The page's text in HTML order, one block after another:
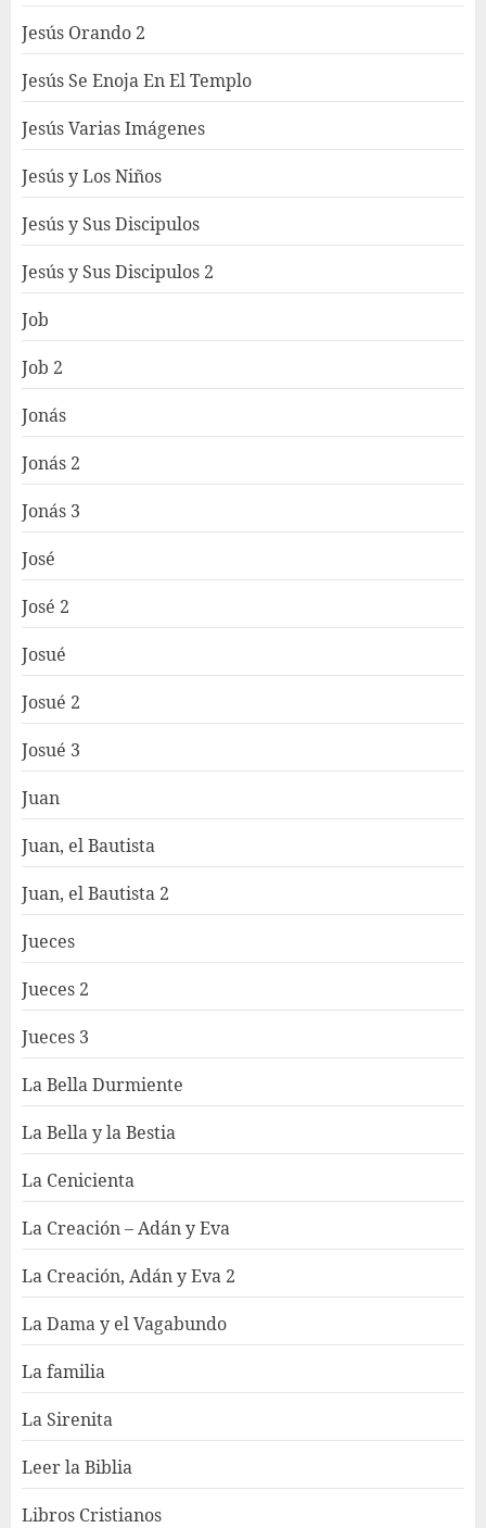
Jesús Orando 2
Jesús Se Enoja En El Templo
Jesús Varias Imágenes
Jesús y Los Niños
Jesús y Sus Discipulos
Jesús y Sus Discipulos 2
Job
Job 2
Jonás
Jonás 2
Jonás 3
José
José 2
Josué
Josué 2
Josué 3
Juan
Juan, el Bautista
Juan, el Bautista 2
Jueces
Jueces 2
Jueces 3
La Bella Durmiente
La Bella y la Bestia
La Cenicienta
La Creación – Adán y Eva
La Creación, Adán y Eva 2
La Dama y el Vagabundo
La familia
La Sirenita
Leer la Biblia
Libros Cristianos